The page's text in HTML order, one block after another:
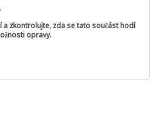
a zkontrolujte, zda se tato součást hodí
opravy.